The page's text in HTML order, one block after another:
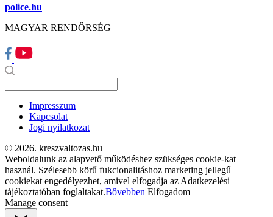
police.hu
MAGYAR RENDŐRSÉG
Impresszum
Kapcsolat
Jogi nyilatkozat
© 2026. kreszvaltozas.hu
Weboldalunk az alapvető működéshez szükséges cookie-kat
használ. Szélesebb körű fukcionalitáshoz marketing jellegű
cookiekat engedélyezhet, amivel elfogadja az Adatkezelési
tájékoztatóban foglaltakat.Bővebben Elfogadom
Manage consent